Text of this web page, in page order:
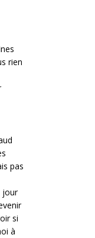
rien
pas
jour
si
à